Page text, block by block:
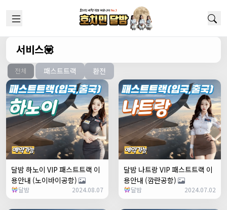
서비스💟
전체 패스트트랙 환전
달밤 하노이 VIP 패스트트랙 이
용안내 (노이바이공항)
달밤 2024.08.07
달밤 나트랑 VIP 패스트트랙 이
용안내 (깜란공항)
달밤 2024.07.02